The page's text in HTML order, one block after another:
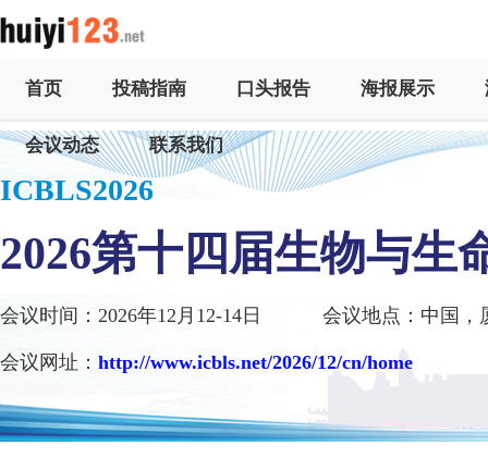
首页 投稿指南 口头报告 海报展示
会议动态 联系我们
ICBLS2026
2026第十四届生物与生
会议时间：2026年12月12-14日 会议地点：中国，
会议网址： http://www.icbls.net/2026/12/cn/home